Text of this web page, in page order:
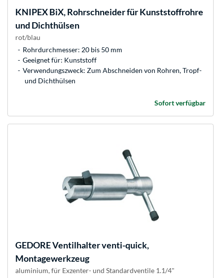
KNIPEXBiX, Rohrschneider für Kunststoffrohre
und Dichthülsen
rot/blau
Rohrdurchmesser: 20 bis 50 mm
Geeignet für: Kunststoff
Verwendungszweck: Zum Abschneiden von Rohren, Tropf-
und Dichthülsen
Sofort verfügbar
GEDOREVentilhalter venti-quick,
Montagewerkzeug
aluminium, für Exzenter- und Standardventile 1.1/4"